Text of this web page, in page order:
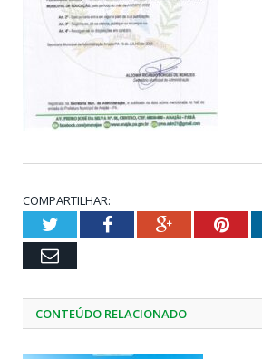
COMPARTILHAR:
TwitterFacebookGoogle+
Email
CONTEÚDO RELACIONADO